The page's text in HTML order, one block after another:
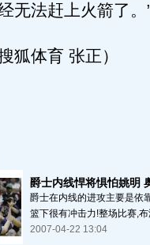
无法赶上火箭了。
体育 张正）
爵士内线悍将惧怕姚明
爵士在内线的进攻主要是依
篮下很有冲击力!整场比赛,
2007-04-22 13:04